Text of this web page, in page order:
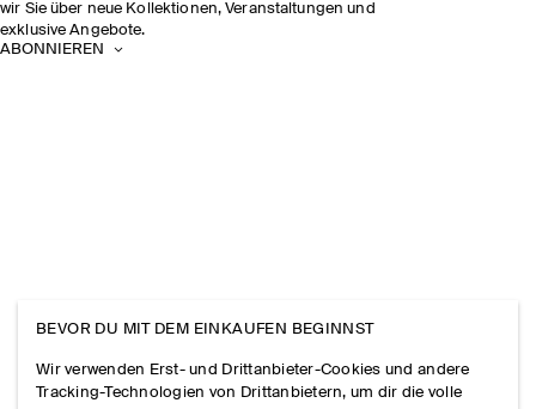
wir Sie über neue Kollektionen, Veranstaltungen und
exklusive Angebote.
ABONNIEREN
BEVOR DU MIT DEM EINKAUFEN BEGINNST
Wir verwenden Erst- und Drittanbieter-Cookies und andere
Tracking-Technologien von Drittanbietern, um dir die volle